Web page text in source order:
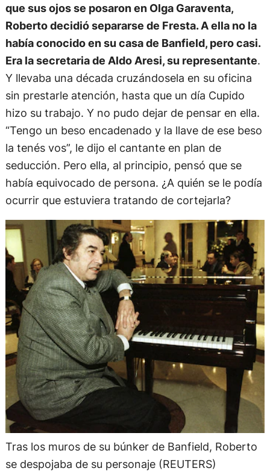
que sus ojos se posaron en Olga Garaventa,
Roberto decidió separarse de Fresta. A ella no la
había conocido en su casa de Banfield, pero casi.
Era la secretaria de Aldo Aresi, su representante.
Y llevaba una década cruzándosela en su oficina
sin prestarle atención, hasta que un día Cupido
hizo su trabajo. Y no pudo dejar de pensar en ella.
“Tengo un beso encadenado y la llave de ese beso
la tenés vos”, le dijo el cantante en plan de
seducción. Pero ella, al principio, pensó que se
había equivocado de persona. ¿A quién se le podía
ocurrir que estuviera tratando de cortejarla?
Tras los muros de su búnker de Banfield, Roberto
se despojaba de su personaje (REUTERS)